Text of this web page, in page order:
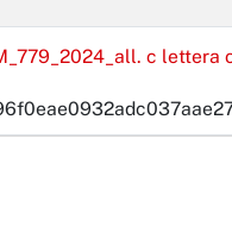
Reader
c lettera